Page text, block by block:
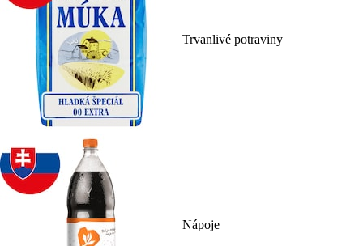
Trvanlivé potraviny
Nápoje